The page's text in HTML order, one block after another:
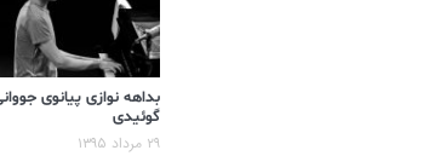
بداهه نوازی پیانوی
گوئیدی
۲۹ مرداد ۱۳۹۵